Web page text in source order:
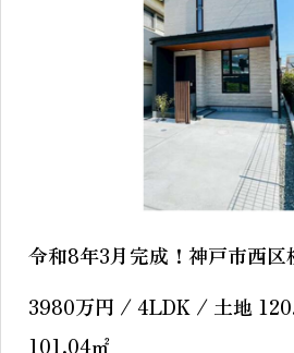
令和8年3月完成！神戸市西
築戸建
3980万円 / 4LDK / 土地
101.04㎡